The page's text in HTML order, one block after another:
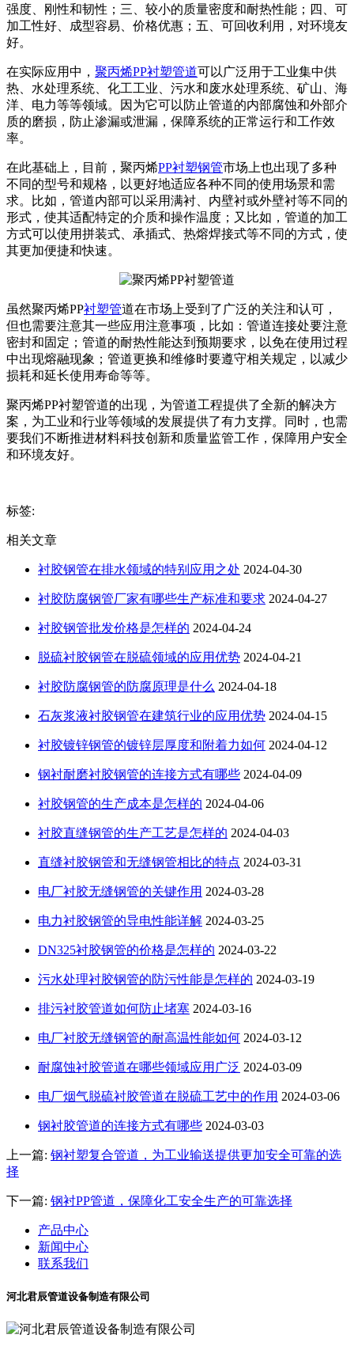
强度、刚性和韧性；三、较小的质量密度和耐热性能；四、可
加工性好、成型容易、价格优惠；五、可回收利用，对环境友
好。
在实际应用中， 聚丙烯PP衬塑管道可以广泛用于工业集中供
热、水处理系统、化工工业、污水和废水处理系统、矿山、海
洋、电力等等领域。因为它可以防止管道的内部腐蚀和外部介
质的磨损，防止渗漏或泄漏，保障系统的正常运行和工作效
率。
在此基础上，目前，聚丙烯PP衬塑钢管市场上也出现了多种
不同的型号和规格，以更好地适应各种不同的使用场景和需
求。比如，管道内部可以采用满衬、内壁衬或外壁衬等不同的
形式，使其适配特定的介质和操作温度；又比如，管道的加工
方式可以使用拼装式、承插式、热熔焊接式等不同的方式，使
其更加便捷和快速。
虽然聚丙烯PP衬塑管道在市场上受到了广泛的关注和认可，
但也需要注意其一些应用注意事项，比如：管道连接处要注意
密封和固定；管道的耐热性能达到预期要求，以免在使用过程
中出现熔融现象；管道更换和维修时要遵守相关规定，以减少
损耗和延长使用寿命等等。
聚丙烯PP衬塑管道的出现，为管道工程提供了全新的解决方
案，为工业和行业等领域的发展提供了有力支撑。同时，也需
要我们不断推进材料科技创新和质量监管工作，保障用户安全
和环境友好。
标签:
相关文章
衬胶钢管在排水领域的特别应用之处 2024-04-30
衬胶防腐钢管厂家有哪些生产标准和要求 2024-04-27
衬胶钢管批发价格是怎样的 2024-04-24
脱硫衬胶钢管在脱硫领域的应用优势 2024-04-21
衬胶防腐钢管的防腐原理是什么 2024-04-18
石灰浆液衬胶钢管在建筑行业的应用优势 2024-04-15
衬胶镀锌钢管的镀锌层厚度和附着力如何 2024-04-12
钢衬耐磨衬胶钢管的连接方式有哪些 2024-04-09
衬胶钢管的生产成本是怎样的 2024-04-06
衬胶直缝钢管的生产工艺是怎样的 2024-04-03
直缝衬胶钢管和无缝钢管相比的特点 2024-03-31
电厂衬胶无缝钢管的关键作用 2024-03-28
电力衬胶钢管的导电性能详解 2024-03-25
DN325衬胶钢管的价格是怎样的 2024-03-22
污水处理衬胶钢管的防污性能是怎样的 2024-03-19
排污衬胶管道如何防止堵塞 2024-03-16
电厂衬胶无缝钢管的耐高温性能如何 2024-03-12
耐腐蚀衬胶管道在哪些领域应用广泛 2024-03-09
电厂烟气脱硫衬胶管道在脱硫工艺中的作用 2024-03-06
钢衬胶管道的连接方式有哪些 2024-03-03
上一篇: 钢衬塑复合管道，为工业输送提供更加安全可靠的选
择
下一篇: 钢衬PP管道，保障化工安全生产的可靠选择
产品中心
新闻中心
联系我们
河北君辰管道设备制造有限公司